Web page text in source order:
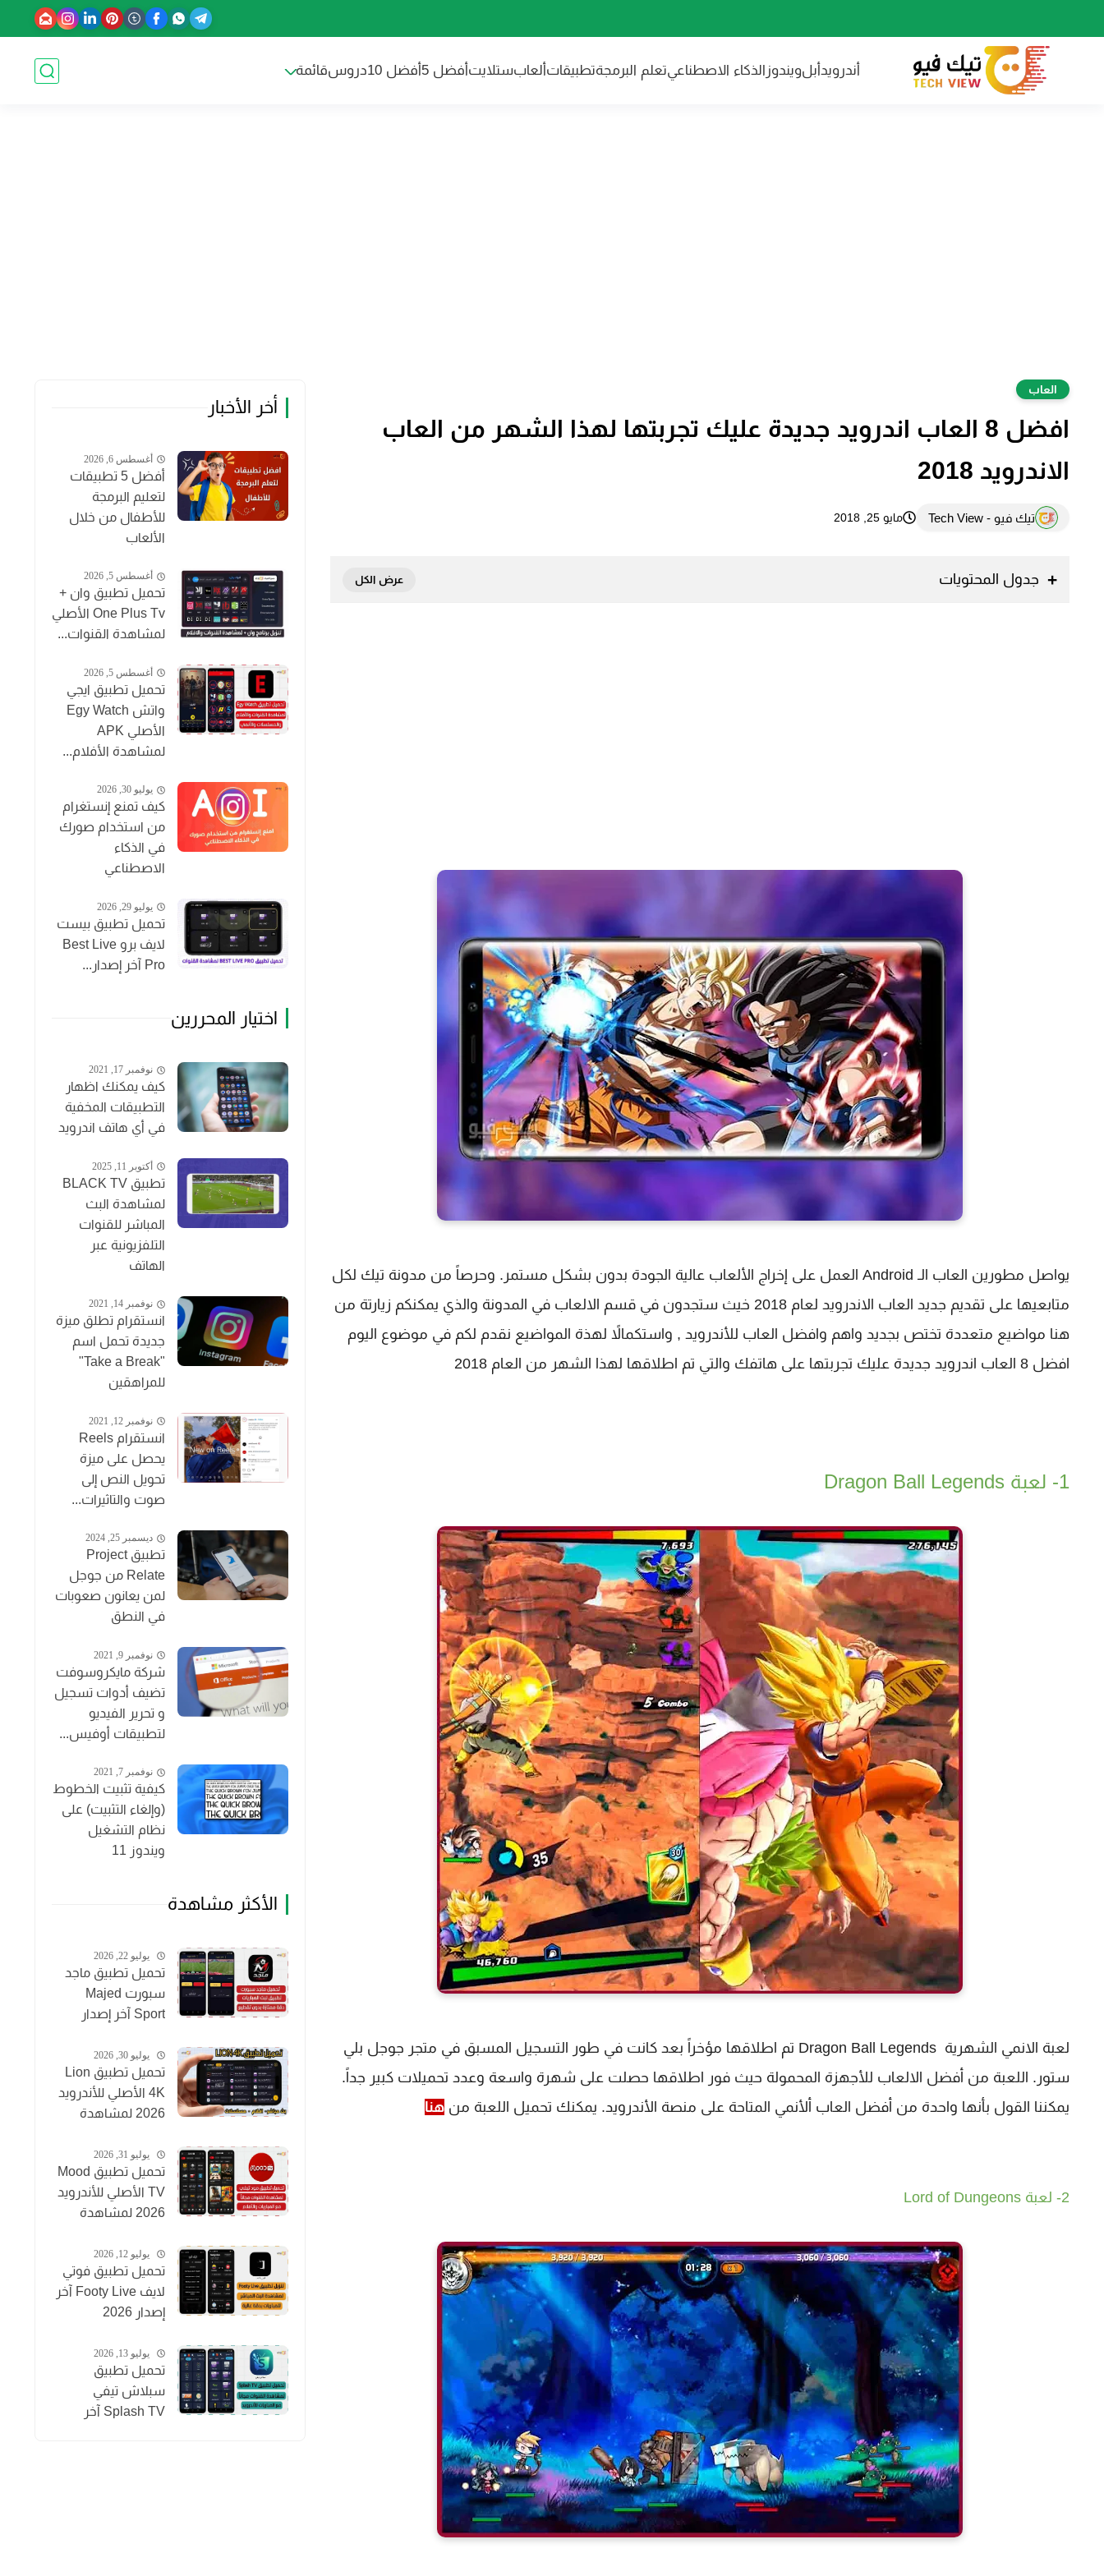
أندرويدأبلويندوز الذكاء الاصطناعيتعلم البرمجةتطبيقاتألعابستلايتأفضل 5 أفضل 10 دروسقائمة
العاب
افضل 8 العاب اندرويد جديدة عليك تجربتها لهذا الشهر من العاب
الاندرويد 2018
تيك فيو - Tech View مايو 25, 2018
جدول المحتويات
يواصل مطورين العاب الـ Android العمل على إخراج الألعاب عالية الجودة بدون بشكل مستمر. وحرصاً من مدونة تيك لكل
متابعيها على تقديم جديد العاب الاندرويد لعام 2018 خيث ستجدون في قسم الالعاب في المدونة والذي يمكنكم زيارتة من
هنا مواضيع متعددة تختص بجديد واهم وافضل العاب للأندرويد , واستكمالاً لهذة المواضيع نقدم لكم في موضوع اليوم
افضل 8 العاب اندرويد جديدة عليك تجربتها على هاتفك والتي تم اطلاقها لهذا الشهر من العام 2018
1- لعبة Dragon Ball Legends
لعبة الانمي الشهرية Dragon Ball Legends تم اطلاقها مؤخراً بعد كانت في طور التسجيل المسبق في متجر جوجل بلي
ستور. اللعبة من أفضل الالعاب للأجهزة المحمولة حيث فور اطلاقها حصلت على شهرة واسعة وعدد تحميلات كبير جداً.
يمكننا القول بأنها واحدة من أفضل العاب ألأنمي المتاحة على منصة الأندرويد. يمكنك تحميل اللعبة من هنا
2- لعبة Lord of Dungeons
أخر الأخبار
أغسطس 6, 2026
أفضل 5 تطبيقات
لتعليم البرمجة
للأطفال من خلال
الألعاب
أغسطس 5, 2026
تحميل تطبيق وان +
One Plus Tv الأصلي
لمشاهدة القنوات...
أغسطس 5, 2026
تحميل تطبيق ايجي
واتش Egy Watch
الأصلي APK
لمشاهدة الأفلام...
يوليو 30, 2026
كيف تمنع إنستغرام
من استخدام صورك
في الذكاء
الاصطناعي
يوليو 29, 2026
تحميل تطبيق بيست
لايف برو Best Live
Pro آخر إصدار...
اختيار المحررين
نوفمبر 17, 2021
كيف يمكنك اظهار
التطبيقات المخفية
في أي هاتف اندرويد
أكتوبر 11, 2025
تطبيق BLACK TV
لمشاهدة البث
المباشر للقنوات
التلفزيونية عبر
الهاتف
نوفمبر 14, 2021
انستقرام تطلق ميزة
جديدة تحمل اسم
"Take a Break"
للمراهقين
نوفمبر 12, 2021
انستقرام Reels
يحصل على ميزة
تحويل النص إلى
صوت والتاثيرات...
ديسمبر 25, 2024
تطبيق Project
Relate من جوجل
لمن يعانون صعوبات
في النطق
نوفمبر 9, 2021
شركة مايكروسوفت
تضيف أدوات تسجيل
و تحرير الفيديو
لتطبيقات أوفيس...
نوفمبر 7, 2021
كيفية تثبيت الخطوط
(وإلغاء التثبيت) على
نظام التشغيل
ويندوز 11
الأكثر مشاهدة
يوليو 22, 2026
تحميل تطبيق ماجد
سبورت Majed
Sport آخر إصدار
المباريات مجاناً
يوليو 30, 2026
تحميل تطبيق Lion
4K الأصلي للأندرويد
2026 لمشاهدة
مجاناًيوليو 31, 2026
تحميل تطبيق Mood
TV الأصلي للأندرويد
2026 لمشاهدة
والأفلام
يوليو 12, 2026
تحميل تطبيق فوتي
لايف Footy Live آخر
إصدار 2026
بث مباشر
يوليو 13, 2026
تحميل تطبيق
سبلاش تيفي
Splash TV آخر